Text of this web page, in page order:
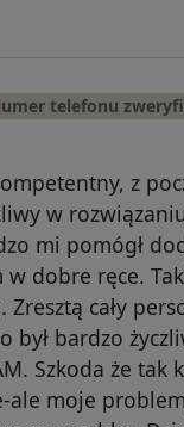
telefonu
z
w
mi pomógł
w dobre ręce.
cały
był bardzo
Szkoda że tak
ale moje